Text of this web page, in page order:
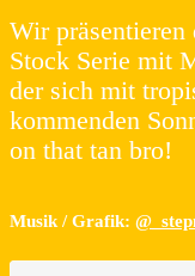
Wir präsentieren
Stock Serie mit
der sich mit
kommenden
on that tan bro!
Musik / Grafik: